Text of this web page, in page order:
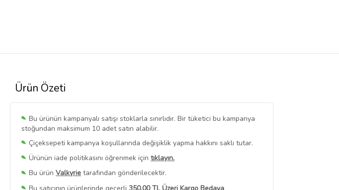
Ürün Özeti
Bu ürünün kampanyalı satışı stoklarla sınırlıdır. Bir tüketici bu kampanya
stoğundan maksimum 10 adet satın alabilir.
Çiçeksepeti kampanya koşullarında değişiklik yapma hakkını saklı tutar.
Ürünün iade politikasını öğrenmek için tıklayın.
Bu ürün Valkyrie tarafından gönderilecektir.
Bu satıcının ürünlerinde geçerli 350,00 TL Üzeri Kargo Bedava